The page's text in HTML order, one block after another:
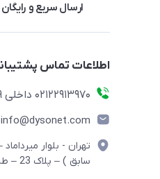
ارسال سریع و
اطلاعات تماس
02122913970 داخلی 219
info@dysonet.com
تهران - بلوار
سابق ) – پلاک 23 – طبقه 3